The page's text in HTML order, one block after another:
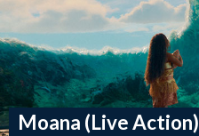
Moana (Live Action)